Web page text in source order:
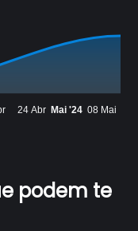
24 Abr Mai '24 08 Mai
podem te